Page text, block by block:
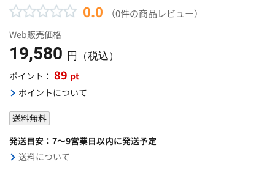
0.0 （0件の商品レビュー）
Web販売価格
19,580 円（税込）
ポイント： 89 pt
ポイントについて
送料無料
発送目安：7～9営業日以内に発送予定
送料について